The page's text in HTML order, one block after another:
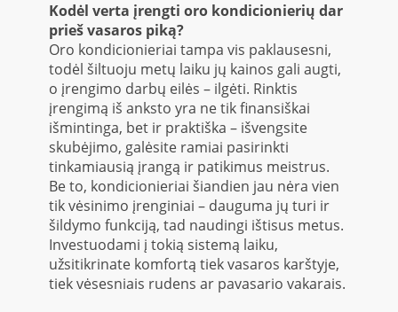
Kodėl verta įrengti oro kondicionierių dar
prieš vasaros piką?
Oro kondicionieriai tampa vis paklausesni,
todėl šiltuoju metų laiku jų kainos gali augti,
o įrengimo darbų eilės – ilgėti. Rinktis
įrengimą iš anksto yra ne tik finansiškai
išmintinga, bet ir praktiška – išvengsite
skubėjimo, galėsite ramiai pasirinkti
tinkamiausią įrangą ir patikimus meistrus.
Be to, kondicionieriai šiandien jau nėra vien
tik vėsinimo įrenginiai – dauguma jų turi ir
šildymo funkciją, tad naudingi ištisus metus.
Investuodami į tokią sistemą laiku,
užsitikrinate komfortą tiek vasaros karštyje,
tiek vėsesniais rudens ar pavasario vakarais.